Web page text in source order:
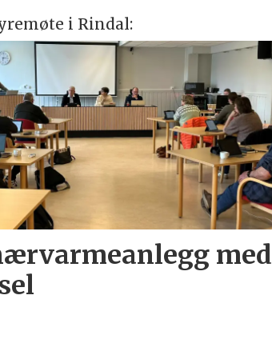
i Rindal:
med